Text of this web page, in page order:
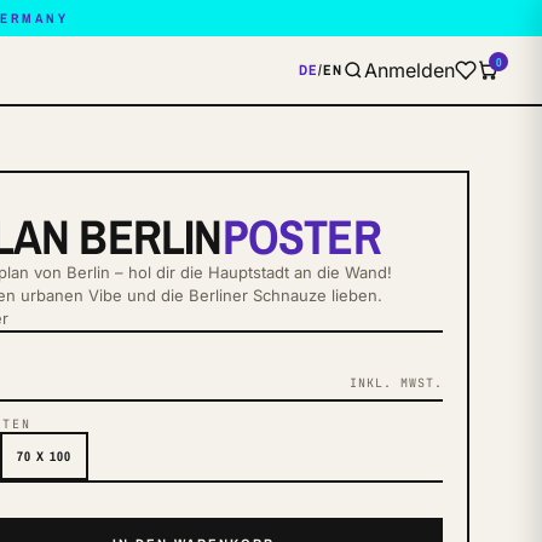
DE/EN Anmelden 0
BERLINPOSTER
von Berlin – hol dir die Hauptstadt an die Wand!
urbanen Vibe und die Berliner Schnauze lieben.
INKL. MWST.
70 X 100